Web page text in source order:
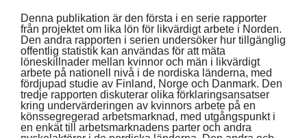
Denna publikation är den första i en serie rapporter
från projektet om lika lön för likvärdigt arbete i Norden.
Den andra rapporten i serien undersöker hur tillgänglig
offentlig statistik kan användas för att mäta
löneskillnader mellan kvinnor och män i likvärdigt
arbete på nationell nivå i de nordiska länderna, med
fördjupad studie av Finland, Norge och Danmark. Den
tredje rapporten diskuterar olika förklaringsansatser
kring undervärderingen av kvinnors arbete på en
könssegregerad arbetsmarknad, med utgångspunkt i
en enkät till arbetsmarknadens parter och andra